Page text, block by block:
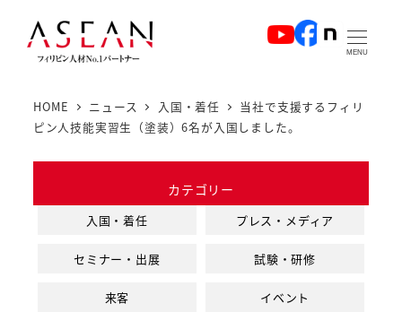
MENU
HOME ニュース 入国・着任
当社で支援するフィリ
ピン人技能実習生（塗装）6名が入国しました。
カテゴリー
入国・着任 プレス・メディア
セミナー・出展 試験・研修
来客 イベント